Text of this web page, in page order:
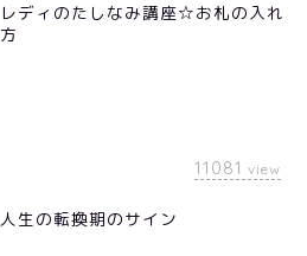
レディのたしなみ講座☆お札の入れ
方
11081 view
人生の転換期のサイン